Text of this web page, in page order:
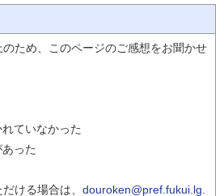
ため、このページのご感想をお聞かせ
ていなかった
った
ける場合は、 douroken@pref.fukui.lg.